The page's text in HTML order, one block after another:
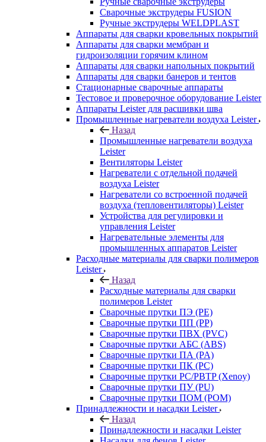
Сварочные экструдеры FUSION
Ручные экструдеры WELDPLAST
Аппараты для сварки кровельных покрытий
Аппараты для сварки мембран и
гидроизоляции горячим клином
Аппараты для сварки напольных покрытий
Аппараты для сварки банеров и тентов
Стационарные сварочные аппараты
Тестовое и проверочное оборудование Leister
Аппараты Leister для расшивки шва
Промышленные нагреватели воздуха Leister
Назад
Промышленные нагреватели воздуха
Leister
Вентиляторы Leister
Нагреватели с отдельной подачей
воздуха Leister
Нагреватели со встроенной подачей
воздуха (тепловентиляторы) Leister
Устройства для регулировки и
управления Leister
Нагревательные элементы для
промышленных аппаратов Leister
Расходные материалы для сварки полимеров
Leister
Назад
Расходные материалы для сварки
полимеров Leister
Сварочные прутки ПЭ (PE)
Сварочные прутки ПП (PP)
Сварочные прутки ПВХ (PVC)
Сварочные прутки АБС (ABS)
Сварочные прутки ПА (PA)
Сварочные прутки ПК (PC)
Сварочные прутки PC/PBTP (Xenoy)
Сварочные прутки ПУ (PU)
Сварочные прутки ПОМ (POM)
Принадлежности и насадки Leister
Назад
Принадлежности и насадки Leister